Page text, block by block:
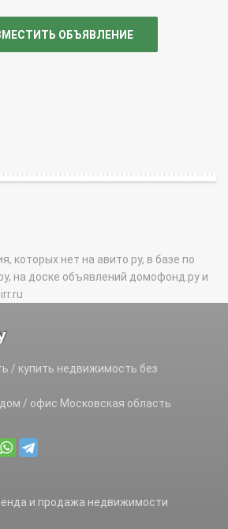
ОБЪЯВЛЕНИЕ
которых нет на авито.ру, в базе по
на доске объявлений домофонд.ру и
/ купить недвижимость без
/ офис Московская область